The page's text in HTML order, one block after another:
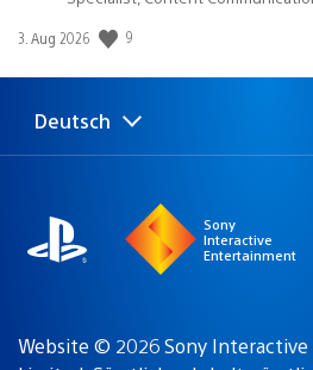
Veröffentlichungsdatum:
3. Aug 2026 9
Select
Aktuelle
Deutsch
Sony
Interactive
Entertainment
Website © 2026 Sony